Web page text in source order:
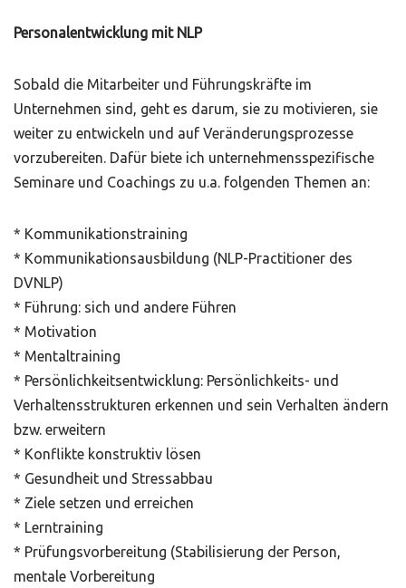
Personalentwicklung mit NLP
Sobald die Mitarbeiter und Führungskräfte im
Unternehmen sind, geht es darum, sie zu motivieren, sie
weiter zu entwickeln und auf Veränderungsprozesse
vorzubereiten. Dafür biete ich unternehmensspezifische
Seminare und Coachings zu u.a. folgenden Themen an:
* Kommunikationstraining
* Kommunikationsausbildung (NLP-Practitioner des
DVNLP)
* Führung: sich und andere Führen
* Motivation
* Mentaltraining
* Persönlichkeitsentwicklung: Persönlichkeits- und
Verhaltensstrukturen erkennen und sein Verhalten ändern
bzw. erweitern
* Konflikte konstruktiv lösen
* Gesundheit und Stressabbau
* Ziele setzen und erreichen
* Lerntraining
* Prüfungsvorbereitung (Stabilisierung der Person,
mentale Vorbereitung